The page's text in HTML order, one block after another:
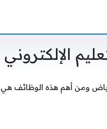
الإلكتروني
ومن أهم هذه الوظائف هي